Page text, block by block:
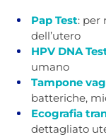
Pap Test: per
dell’utero
HPV DNA
umano
Tampone
batteriche,
Ecografia
dettagliato